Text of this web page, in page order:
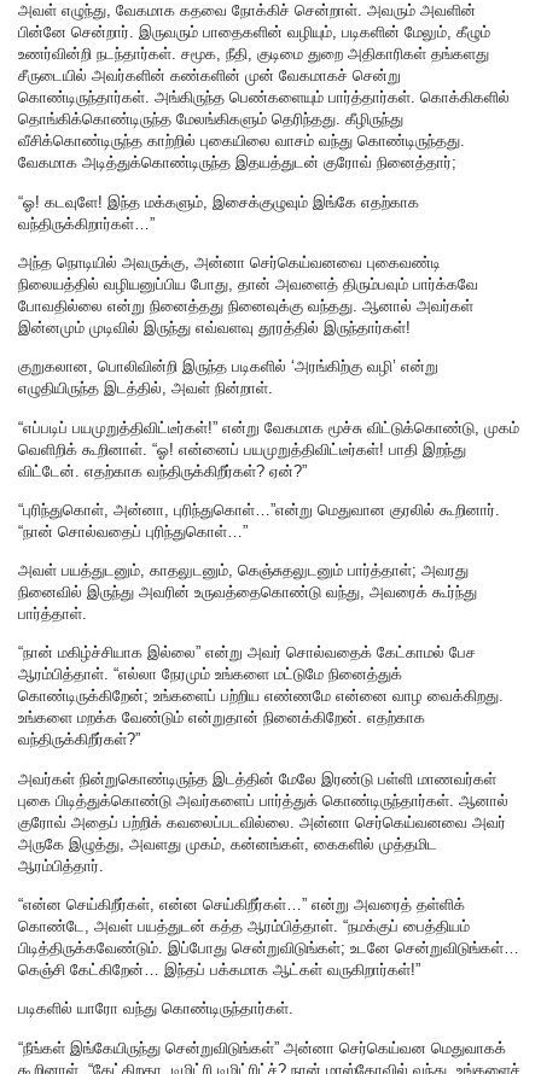
அவள் எழுந்து, வேகமாக கதவை நோக்கிச் சென்றாள். அவரும் அவளின்
பின்னே சென்றார். இருவரும் பாதைகளின் வழியும், படிகளின் மேலும், கீழும்
உணர்வின்றி நடந்தார்கள். சமூக, நீதி, குடிமை துறை அதிகாரிகள் தங்களது
சீருடையில் அவர்களின் கண்களின் முன் வேகமாகச் சென்று
கொண்டிருந்தார்கள். அங்கிருந்த பெண்களையும் பார்த்தார்கள். கொக்கிகளில்
தொங்கிக்கொண்டிருந்த மேலங்கிகளும் தெரிந்தது. கீழிருந்து
வீசிக்கொண்டிருந்த காற்றில் புகையிலை வாசம் வந்து கொண்டிருந்தது.
வேகமாக அடித்துக்கொண்டிருந்த இதயத்துடன் குரோவ் நினைத்தார்;
“ஓ! கடவுளே! இந்த மக்களும், இசைக்குழுவும் இங்கே எதற்காக
வந்திருக்கிறார்கள்…”
அந்த நொடியில் அவருக்கு, அன்னா செர்கெய்வனவை புகைவண்டி
நிலையத்தில் வழியனுப்பிய போது, தான் அவளைத் திரும்பவும் பார்க்கவே
போவதில்லை என்று நினைத்தது நினைவுக்கு வந்தது. ஆனால் அவர்கள்
இன்னமும் முடிவில் இருந்து எவ்வளவு தூரத்தில் இருந்தார்கள்!
குறுகலான, பொலிவின்றி இருந்த படிகளில் ‘அரங்கிற்கு வழி’ என்று
எழுதியிருந்த இடத்தில், அவள் நின்றாள்.
“எப்படிப் பயமுறுத்திவிட்டீர்கள்!” என்று வேகமாக மூச்சு விட்டுக்கொண்டு, முகம்
வெளிறிக் கூறினாள். “ஓ! என்னைப் பயமுறுத்திவிட்டீர்கள்! பாதி இறந்து
விட்டேன். எதற்காக வந்திருக்கிறீர்கள்? ஏன்?”
“புரிந்துகொள், அன்னா, புரிந்துகொள்…”என்று மெதுவான குரலில் கூறினார்.
“நான் சொல்வதைப் புரிந்துகொள்…”
அவள் பயத்துடனும், காதலுடனும், கெஞ்சுதலுடனும் பார்த்தாள்; அவரது
நினைவில் இருந்து அவரின் உருவத்தைகொண்டு வந்து, அவரைக் கூர்ந்து
பார்த்தாள்.
“நான் மகிழ்ச்சியாக இல்லை” என்று அவர் சொல்வதைக் கேட்காமல் பேச
ஆரம்பித்தாள். “எல்லா நேரமும் உங்களை மட்டுமே நினைத்துக்
கொண்டிருக்கிறேன்; உங்களைப் பற்றிய எண்ணமே என்னை வாழ வைக்கிறது.
உங்களை மறக்க வேண்டும் என்றுதான் நினைக்கிறேன். எதற்காக
வந்திருக்கிறீர்கள்?”
அவர்கள் நின்றுகொண்டிருந்த இடத்தின் மேலே இரண்டு பள்ளி மாணவர்கள்
புகை பிடித்துக்கொண்டு அவர்களைப் பார்த்துக் கொண்டிருந்தார்கள். ஆனால்
குரோவ் அதைப் பற்றிக் கவலைப்படவில்லை. அன்னா செர்கெய்வனவை அவர்
அருகே இழுத்து, அவளது முகம், கன்னங்கள், கைகளில் முத்தமிட
ஆரம்பித்தார்.
“என்ன செய்கிறீர்கள், என்ன செய்கிறீர்கள்…” என்று அவரைத் தள்ளிக்
கொண்டே, அவள் பயத்துடன் கத்த ஆரம்பித்தாள். “நமக்குப் பைத்தியம்
பிடித்திருக்கவேண்டும். இப்போது சென்றுவிடுங்கள்; உடனே சென்றுவிடுங்கள்…
கெஞ்சி கேட்கிறேன்… இந்தப் பக்கமாக ஆட்கள் வருகிறார்கள்!”
படிகளில் யாரோ வந்து கொண்டிருந்தார்கள்.
“நீங்கள் இங்கேயிருந்து சென்றுவிடுங்கள்” அன்னா செர்கெய்வன மெதுவாகக்
கூறினாள். “கேட்கிறதா, டிமிட்ரி டிமிட்ரிட்ச்? நான் மாஸ்கோவில் வந்து, உங்களைச்